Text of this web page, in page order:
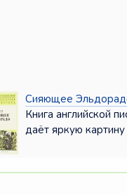
Сияющее
Книга английской
даёт яркую